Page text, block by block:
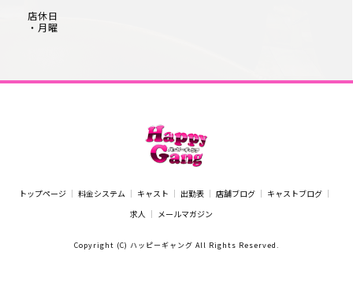
店休日
・月曜
トップページ 料金システム キャスト 出勤表 店舗ブログ
キャストブログ
求人
メールマガジン
Copyright (C) ハッピーギャング All Rights Reserved.